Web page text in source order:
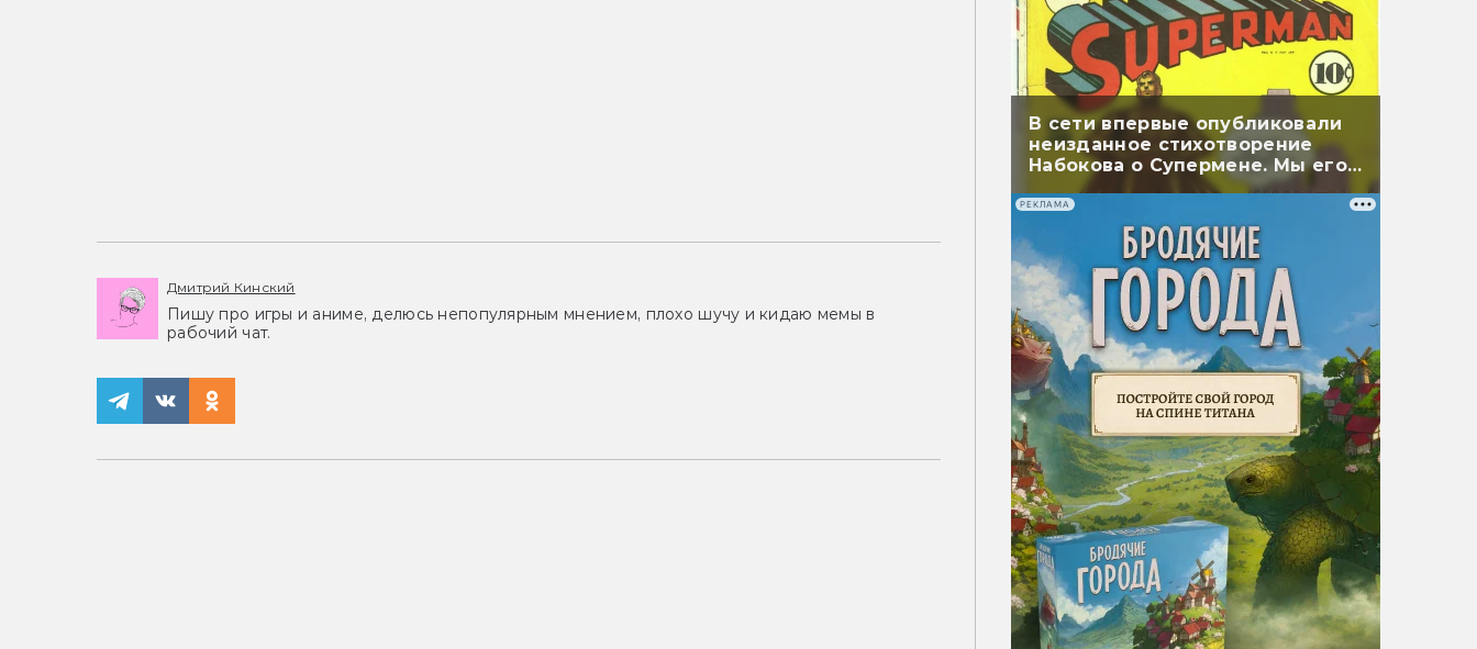
Дмитрий Кинский
Пишу про игры и аниме, делюсь непопулярным мнением, плохо шучу и кидаю мемы в
рабочий чат.
В сети впервые опубликовали
неизданное стихотворение
Набокова о Супермене. Мы его
перевели
РЕКЛАМА